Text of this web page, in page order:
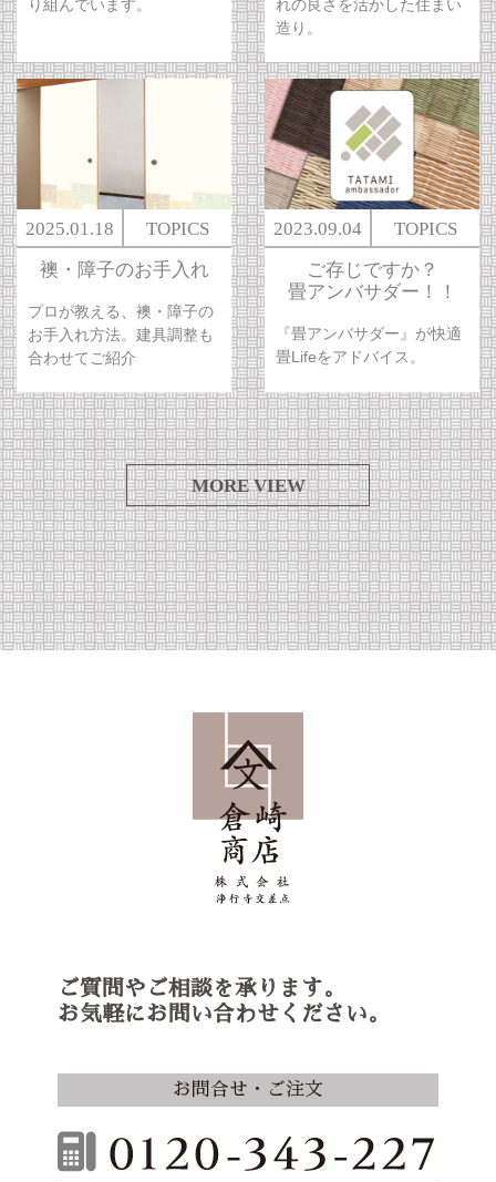
り組んでいます。
れの良さを活かした住まい
造り。
2025.01.18
TOPICS
襖・障子のお手入れ
プロが教える、襖・障子の
お手入れ方法。建具調整も
合わせてご紹介
2023.09.04
TOPICS
ご存じですか？
畳アンバサダー！！
『畳アンバサダー』が快適
畳Lifeをアドバイス。
MORE VIEW
ご質問やご相談を承ります。
お気軽にお問い合わせください。
お問合せ・ご注文